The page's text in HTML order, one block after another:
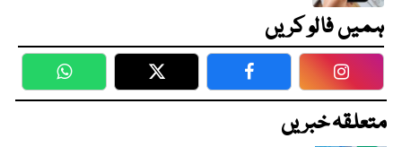
ہمیں فالو کریں
WhatsApp Twitter Facebook
متعلقہ خبریں